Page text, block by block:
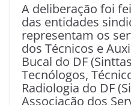
A deliberação foi
das entidades
representam os
dos Técnicos e
Bucal do DF
Tecnólogos,
Radiologia do DF
Associação dos